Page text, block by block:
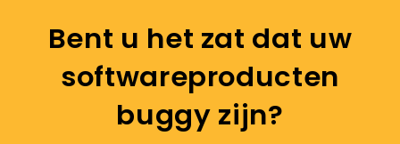
Bent u het zat dat uw
softwareproducten
buggy zijn?